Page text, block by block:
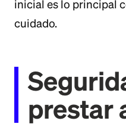
inicial es lo principal
cuidado.
prestar